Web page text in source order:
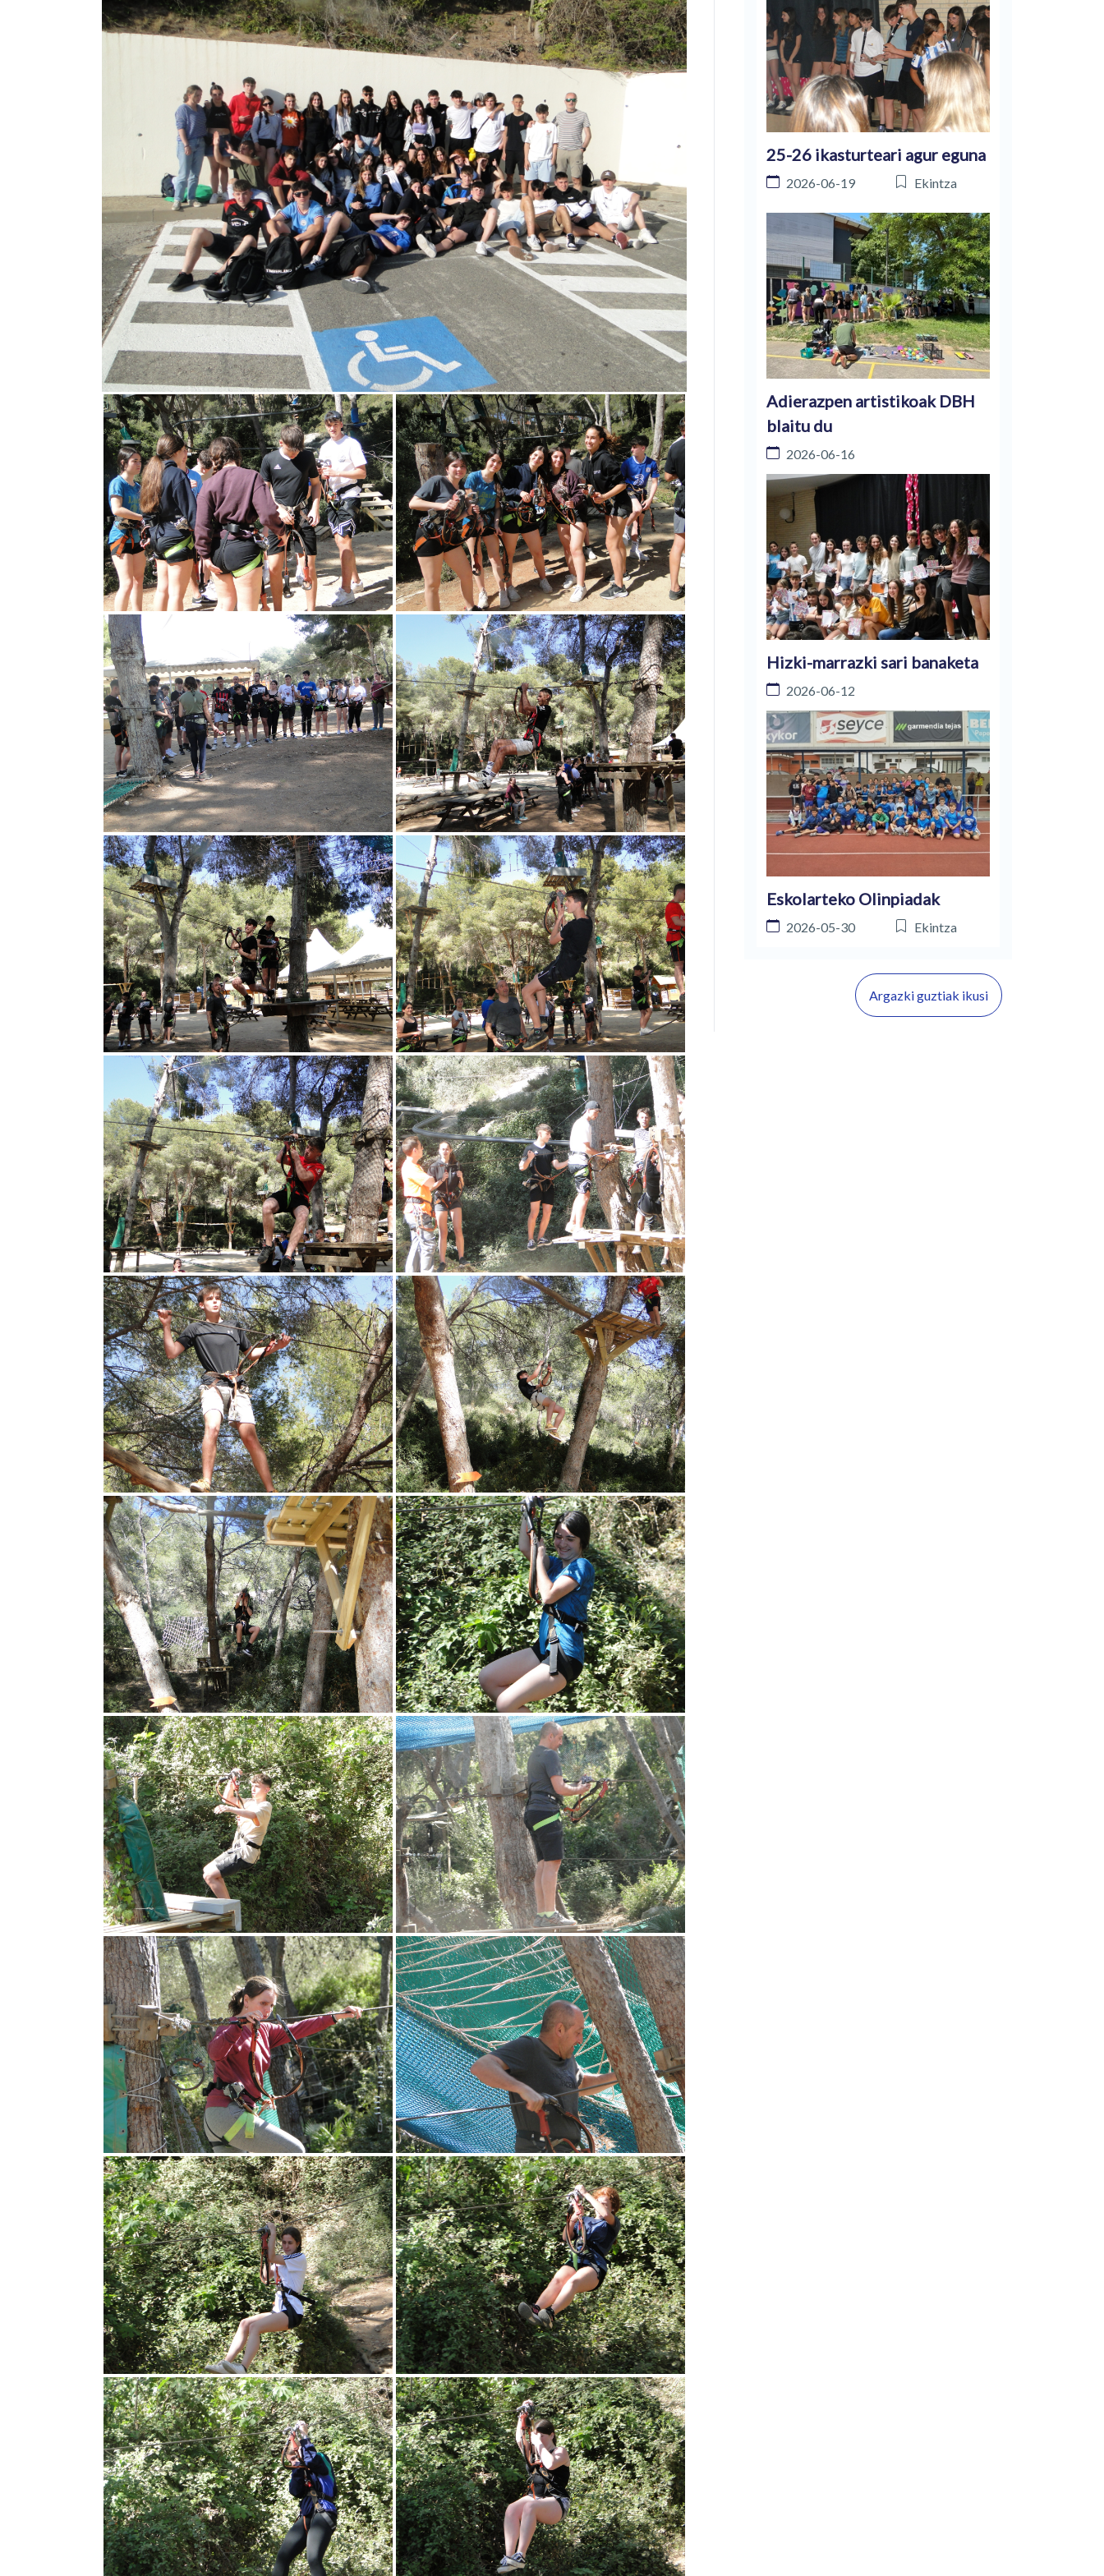
25-26 ikasturteari agur eguna
2026-06-19 Ekintza
Adierazpen artistikoak DBH
blaitu du
2026-06-16
Hizki-marrazki sari banaketa
2026-06-12
Eskolarteko Olinpiadak
2026-05-30 Ekintza
Argazki guztiak ikusi